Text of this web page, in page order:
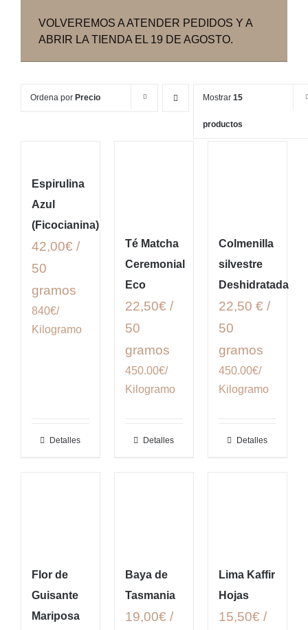
VOLVEREMOS A ATENDER PEDIDOS Y A
ABRIR LA TIENDA EL 19 DE AGOSTO.
Ordena por Precio Mostrar 15
productos
Espirulina
Azul
(Ficocianina)
42,00€ /
50
gramos
840€/
Kilogramo
Detalles
Té Matcha
Ceremonial
Eco
22,50€ /
50
gramos
450.00€/
Kilogramo
Detalles
Colmenilla
silvestre
Deshidratada
22,50 € /
50
gramos
450.00€/
Kilogramo
Detalles
Flor de
Guisante
Mariposa
Baya de
Tasmania
19,00€ /
Lima Kaffir
Hojas
15,50€ /